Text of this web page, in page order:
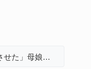
「息子が妊娠させた」母娘だまされ400万円詐欺被害 名張